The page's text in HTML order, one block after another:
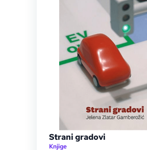
Strani gradovi
Knjige